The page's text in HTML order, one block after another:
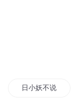
日小妖不说话